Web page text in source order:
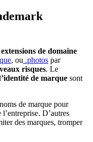
de domaine
, ou .photos par
risques. Le
de marque sont
de marque pour
D’autres
des marques, tromper